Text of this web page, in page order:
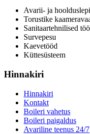
Avarii- ja
Torustike
Sanitaartehnilised
Survepesu
Kaevetööd
​Küttesüsteem
Hinnakiri
Hinnakiri
Kontakt
Boileri vahetus
Boileri paigaldus
Avariline teenus 24/7